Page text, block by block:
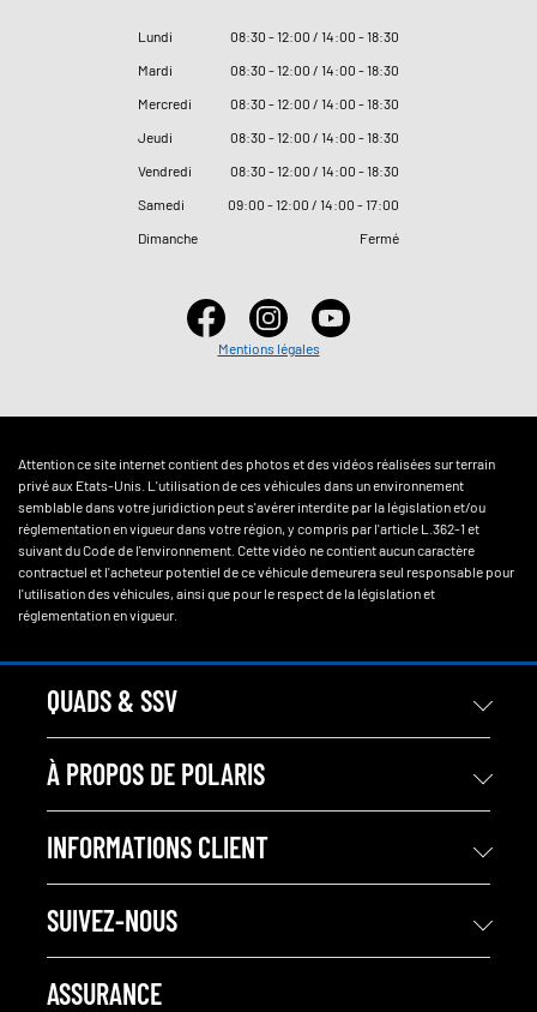
Lundi 08:30 - 12:00 / 14:00 - 18:30
Mardi
08:30 - 12:00 / 14:00 - 18:30
Mercredi
08:30 - 12:00 / 14:00 - 18:30
Jeudi
08:30 - 12:00 / 14:00 - 18:30
Vendredi
08:30 - 12:00 / 14:00 - 18:30
Samedi
09:00 - 12:00 / 14:00 - 17:00
Dimanche
Fermé
Mentions légales
Attention ce site internet contient des photos et des vidéos réalisées sur terrain
privé aux Etats-Unis. L'utilisation de ces véhicules dans un environnement
semblable dans votre juridiction peut s'avérer interdite par la législation et/ou
réglementation en vigueur dans votre région, y compris par l'article L.362-1 et
suivant du Code de l'environnement. Cette vidéo ne contient aucun caractère
contractuel et l'acheteur potentiel de ce véhicule demeurera seul responsable pour
l'utilisation des véhicules, ainsi que pour le respect de la législation et
réglementation en vigueur.
QUADS & SSV
À PROPOS DE POLARIS
INFORMATIONS CLIENT
SUIVEZ-NOUS
ASSURANCE